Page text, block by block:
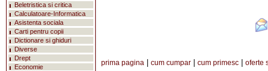
prima pagina cum cumpar cum primesc oferte
Beletristica si critica
Calculatoare-Informatica
Asistenta sociala
Carti pentru copii
Dictionare si ghiduri
Diverse
Drept
Economie